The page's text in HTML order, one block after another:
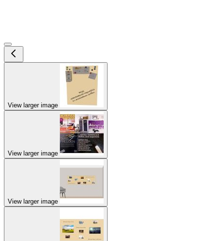
View larger image
View larger image
View larger image